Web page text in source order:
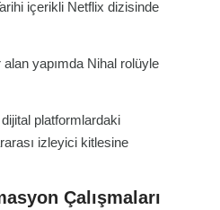
içerikli Netflix dizisinde
yapımda Nihal rolüyle
platformlardaki
izleyici kitlesine
Çalışmaları